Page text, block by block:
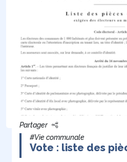
Partager
#Vie communale
Vote : liste des